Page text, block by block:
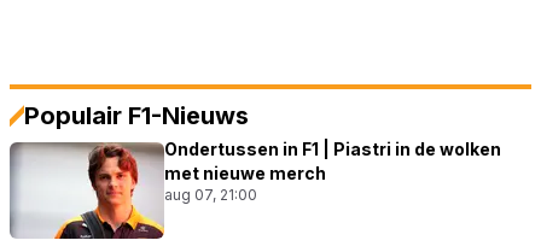
Populair F1-Nieuws
Ondertussen in F1 | Piastri in de wolken
met nieuwe merch
aug 07, 21:00